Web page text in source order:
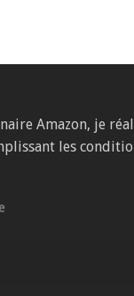
Amazon, je
les